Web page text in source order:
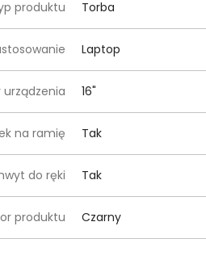
produktu Torba
Laptop
16"
na ramię Tak
do ręki Tak
produktu Czarny